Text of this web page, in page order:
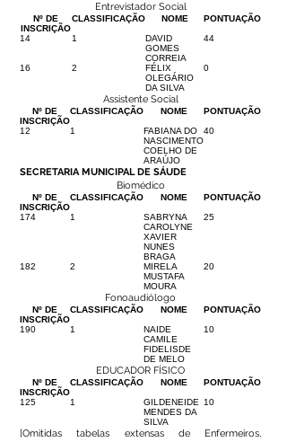
Entrevistador Social
Nº DE
INSCRIÇÃO
CLASSIFICAÇÃO NOME
PONTUAÇÃO
14
1
DAVID
GOMES
CORREIA
44
16 2
FÉLIX
OLEGÁRIO
DA SILVA
0
Assistente Social
Nº DE
INSCRIÇÃO
CLASSIFICAÇÃO NOME
PONTUAÇÃO
12
1
FABIANA DO
NASCIMENTO
COELHO DE
ARAÚJO
40
SECRETARIA MUNICIPAL DE SÁUDE
Biomédico
Nº DE
INSCRIÇÃO
CLASSIFICAÇÃO NOME
PONTUAÇÃO
174
1
SABRYNA
CAROLYNE
XAVIER
NUNES
BRAGA
25
182 2
MIRELA
MUSTAFA
MOURA
20
Fonoaudiólogo
Nº DE
INSCRIÇÃO
CLASSIFICAÇÃO NOME
PONTUAÇÃO
190
1
NAIDE
CAMILE
FIDELISDE
DE MELO
10
EDUCADOR FÍSICO
Nº DE
INSCRIÇÃO
CLASSIFICAÇÃO NOME
PONTUAÇÃO
125
1
GILDENEIDE
MENDES DA
SILVA
10
[Omitidas tabelas extensas de Enfermeiros,